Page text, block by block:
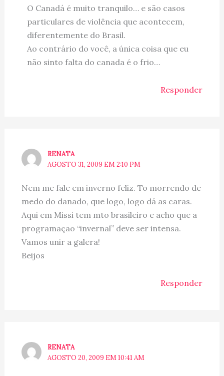
O Canadá é muito tranquilo… e são casos
particulares de violência que acontecem,
diferentemente do Brasil.
Ao contrário do você, a única coisa que eu
não sinto falta do canada é o frio…
Responder
RENATA
AGOSTO 31, 2009 EM 2:10 PM
Nem me fale em inverno feliz. To morrendo de
medo do danado, que logo, logo dá as caras.
Aqui em Missi tem mto brasileiro e acho que a
programaçao “invernal” deve ser intensa.
Vamos unir a galera!
Beijos
Responder
RENATA
AGOSTO 20, 2009 EM 10:41 AM